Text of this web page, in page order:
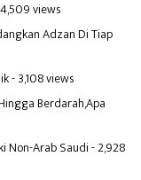
views
Adzan Di Tiap
- 3,108 views
Berdarah,Apa
Non-Arab Saudi- 2,928